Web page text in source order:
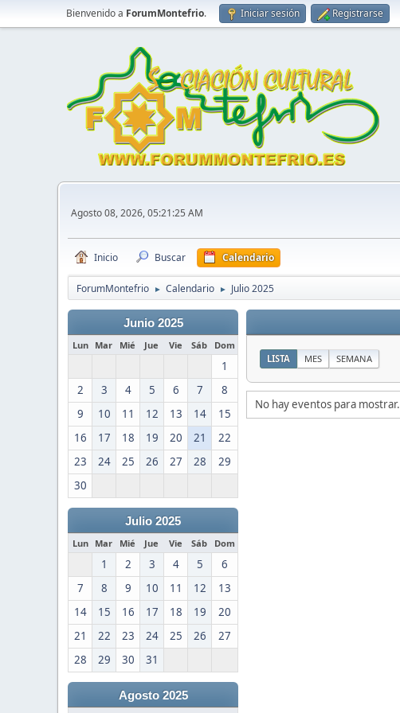
Bienvenido a ForumMontefrio. Iniciar sesión Registrarse
Agosto 08, 2026, 05:21:25 AM
Inicio Buscar Calendario
ForumMontefrio ► Calendario ► Julio 2025
Junio 2025
Lun Mar Mié Jue Vie Sáb Dom
1
2
3 4 5 6 7
8
9
10 11 12 13 14
15
16
17 18 19 20 21
22
23
24 25 26 27 28
29
30
Julio 2025
Lun Mar Mié Jue Vie Sáb Dom
1 2 3 4 5
6
7
8 9 10 11 12
13
14
15 16 17 18 19
20
21
22 23 24 25 26
27
28
29 30 31
Agosto 2025
LISTA MES SEMANA
No hay eventos para mostrar.